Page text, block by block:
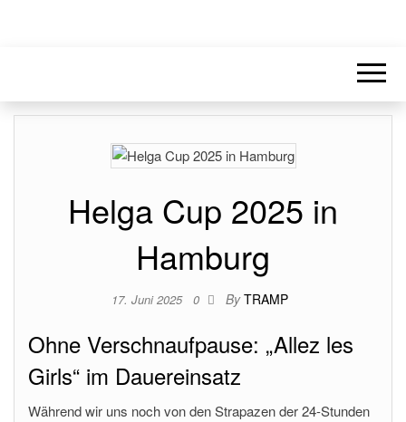
Helga Cup 2025 in
Hamburg
17. Juni 2025 0 By TRAMP
Ohne Verschnaufpause: „Allez les
Girls“ im Dauereinsatz
Während wir uns noch von den Strapazen der 24-Stunden